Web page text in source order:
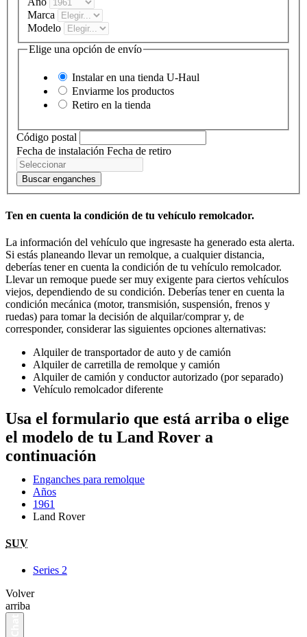
Marca
Modelo
Elige una opción de envío
Instalar en una tienda U-Haul
Enviarme los productos
Retiro en la tienda
Código postal
Fecha de instalación Fecha de retiro
Buscar enganches
Ten en cuenta la condición de tu vehículo remolcador.
La información del vehículo que ingresaste ha generado esta alerta.
Si estás planeando llevar un remolque, a cualquier distancia,
deberías tener en cuenta la condición de tu vehículo remolcador.
Llevar un remoque puede ser muy exigente para ciertos vehículos
viejos, dependiendo de su condición. Deberías tener en cuenta la
condición mecánica (motor, transmisión, suspensión, frenos y
ruedas) para tomar la decisión de alquilar/comprar y, de
corresponder, considerar las siguientes opciones alternativas:
Alquiler de transportador de auto y de camión
Alquiler de carretilla de remolque y camión
Alquiler de camión y conductor autorizado (por separado)
Vehículo remolcador diferente
Usa el formulario que está arriba o elige
el modelo de tu Land Rover a
continuación
Enganches para remolque
Años
1961
Land Rover
SUV
Series 2
Volver
arriba